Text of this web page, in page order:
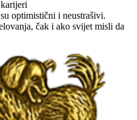
optimistični i neustrašivi.
čak i ako svijet misli da